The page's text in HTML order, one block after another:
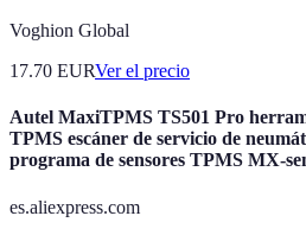
Voghion Global
17.70 EURVer el precio
Autel MaxiTPMS TS501 Pro
TPMS escáner de servicio de
programa de sensores TPMS MX-
es.aliexpress.com